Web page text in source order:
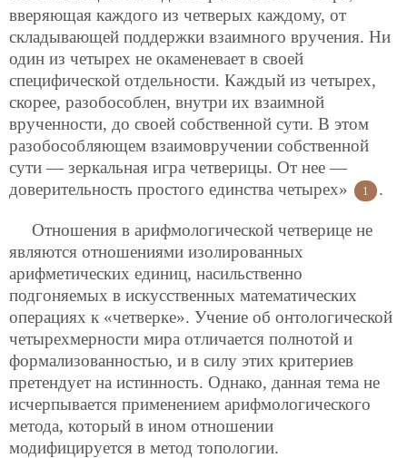
вверяющая каждого из четверых каждому, от
складывающей поддержки взаимного вручения. Ни
один из четырех не окаменевает в своей
специфической отдельности. Каждый из четырех,
скорее, разобособлен, внутри их взаимной
врученности, до своей собственной сути. В этом
разобособляющем взаимовручении собственной
сути — зеркальная игра четверицы. От нее —
доверительность простого единства четырех»
1 .
Отношения в арифмологической четверице не
являются отношениями изолированных
арифметических единиц, насильственно
подгоняемых в искусственных математических
операциях к «четверке». Учение об онтологической
четырехмерности мира отличается полнотой и
формализованностью, и в силу этих критериев
претендует на истинность. Однако, данная тема не
исчерпывается применением арифмологического
метода, который в ином отношении
модифицируется в метод топологии.